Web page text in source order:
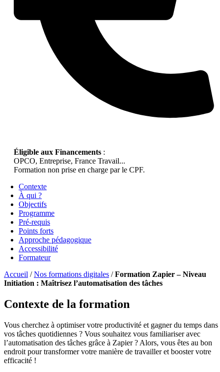
Éligible aux Financements :
OPCO, Entreprise, France Travail...
Formation non prise en charge par le CPF.
Contexte
À qui ?
Objectifs
Programme
Pré-requis
Points forts
Approche pédagogique
Accessibilité
Formateur
Accueil /Nos formations digitales /Formation Zapier – Niveau
Initiation : Maîtrisez l’automatisation des tâches
Contexte de la formation
Vous cherchez à optimiser votre productivité et gagner du temps dans
vos tâches quotidiennes ? Vous souhaitez vous familiariser avec
l’automatisation des tâches grâce à Zapier ? Alors, vous êtes au bon
endroit pour transformer votre manière de travailler et booster votre
efficacité !